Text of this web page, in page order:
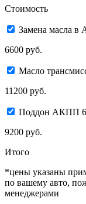
Стоимость
Замена масла
6600 руб.
Масло
11200 руб.
Поддон АКПП
9200 руб.
Итого
*цены указаны
по вашему авто,
менеджерами